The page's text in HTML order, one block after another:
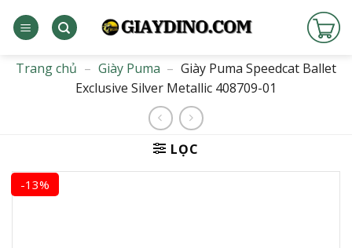
qua
dungTrang chủ – Giày Puma – Giày Puma Speedcat Ballet
Exclusive Silver Metallic 408709-01
LỌC
-13%